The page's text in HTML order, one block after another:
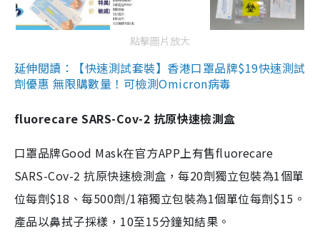
點擊圖片放大
延伸閱讀：【快速測試套裝】香港口罩品牌$19快速測試
劑優惠 無限購數量！可檢測Omicron病毒
fluorecare SARS-Cov-2 抗原快速檢測盒
口罩品牌Good Mask在官方APP上有售fluorecare
SARS-Cov-2 抗原快速檢測盒，每20劑獨立包裝為1個單
位每劑$18、每500劑/1箱獨立包裝為1個單位每劑$15。
產品以鼻拭子採樣，10至15分鐘知結果。